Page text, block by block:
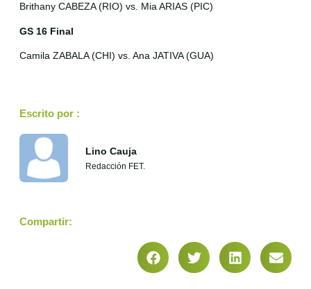
Brithany CABEZA (RIO) vs. Mia ARIAS (PIC)
GS 16 Final
Camila ZABALA (CHI) vs. Ana JATIVA (GUA)
Escrito por :
Lino Cauja
Redacción FET.
Compartir: